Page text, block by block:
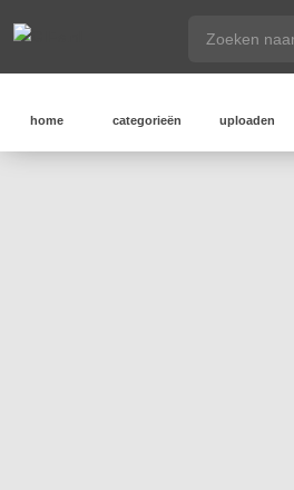
home categorieën uploaden